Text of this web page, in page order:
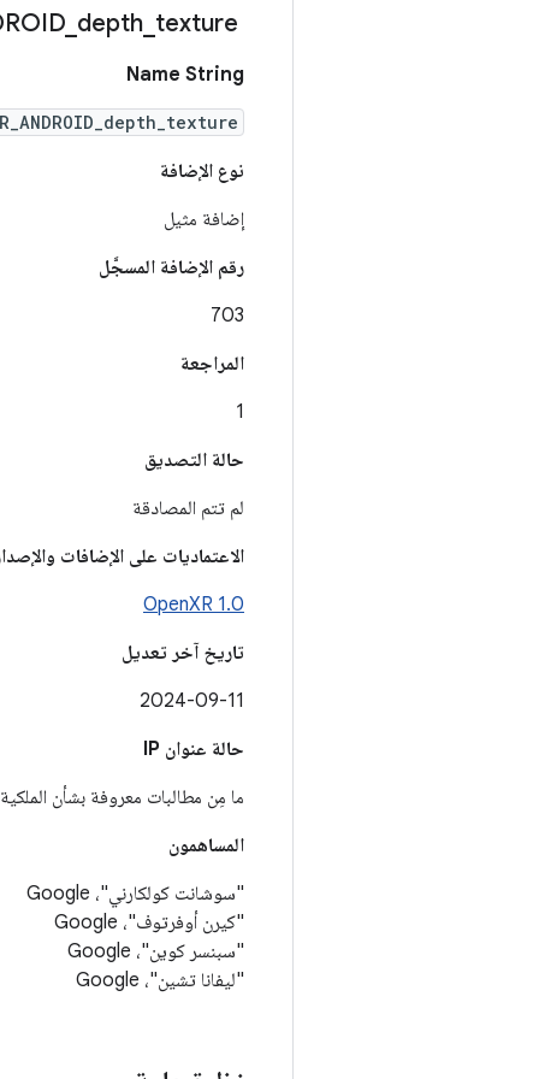
depth texture
Name String
نوع الإضافة
إضافة مثيل
رقم الإضافة المسجَّل
703
المراجعة
1
حالة التصديق
لم تتم المصادقة
الاعتماديات على الإضافات
OpenXR 1.0
تاريخ آخر تعديل
2024-09-11
حالة عنوان IP
ما مِن مطالبات معروفة بشأن
المساهمون
"سوشانت كولكارني"، Google
"كيرن أوفرتوف"، Google
"سبنسر كوين"، Google
"ليفانا تشين"، Google